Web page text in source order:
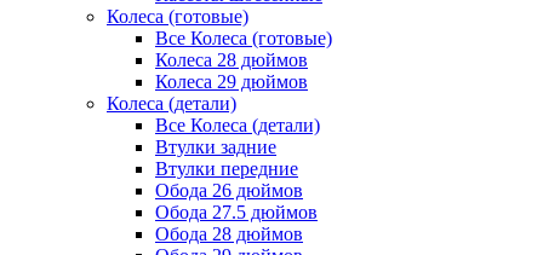
Колеса (готовые)
Все Колеса (готовые)
Колеса 28 дюймов
Колеса 29 дюймов
Колеса (детали)
Все Колеса (детали)
Втулки задние
Втулки передние
Обода 26 дюймов
Обода 27.5 дюймов
Обода 28 дюймов